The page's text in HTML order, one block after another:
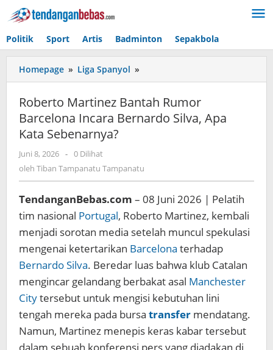
Lewati
ke
Politik Sport Artis Badminton Sepakbola
Homepage » Liga Spanyol »
Martinez
Bantah
Rumor
Barcelona
Apa
Kata
Sebenarnya?
Roberto Martinez Bantah Rumor
Barcelona Incara Bernardo Silva, Apa
Kata Sebenarnya?
Juni 8, 2026 oleh
Tiban
Tampanatu
- 0 Dilihat
oleh Tiban Tampanatu Tampanatu
TendanganBebas.com – 08 Juni 2026 | Pelatih
tim nasional Portugal, Roberto Martinez, kembali
menjadi sorotan media setelah muncul spekulasi
mengenai ketertarikan Barcelona terhadap
Bernardo Silva. Beredar luas bahwa klub Catalan
mengincar gelandang berbakat asal Manchester
Citytersebut untuk mengisi kebutuhan lini
tengah mereka pada bursa transfer mendatang.
Namun, Martinez menepis keras kabar tersebut